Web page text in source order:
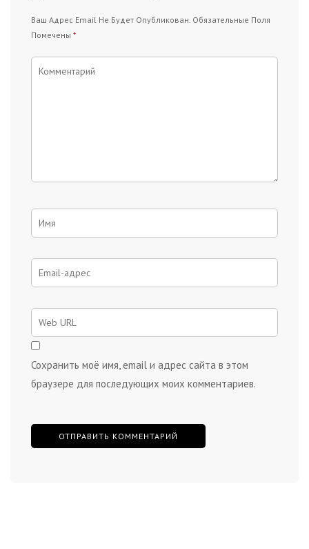
Ваш Адрес Email Не Будет Опубликован. Обязательные Поля
Помечены *
Сохранить моё имя, email и адрес сайта в этом
браузере для последующих моих комментариев.